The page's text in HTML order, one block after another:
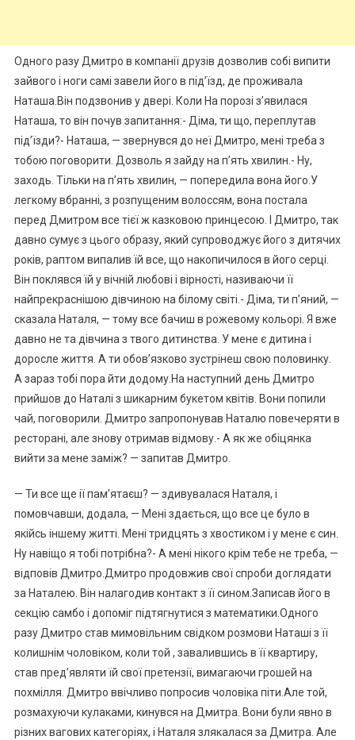
Одного разу Дмитро в компанії друзів дозволив собі випити
зайвого і ноги самі завели його в під’їзд, де проживала
Наташа.Він подзвонив у двері. Коли На порозі з’явилася
Наташа, то він почув запитання:- Діма, ти що, переплутав
під’їзди?- Наташа, — звернувся до неї Дмитро, мені треба з
тобою поговорити. Дозволь я зайду на п’ять хвилин.- Ну,
заходь. Тільки на п’ять хвилин, — попередила вона його.У
легкому вбранні, з розпущеним волоссям, вона постала
перед Дмитром все тієї ж казковою принцесою. І Дмитро, так
давно сумує з цього образу, який супроводжує його з дитячих
років, раптом випалив їй все, що накопичилося в його серці.
Він поклявся їй у вічній любові і вірності, називаючи її
найпрекраснішою дівчиною на білому світі.- Діма, ти п’яний, —
сказала Наталя, — тому все бачиш в рожевому кольорі. Я вже
давно не та дівчина з твого дитинства. У мене є дитина і
доросле життя. А ти обов’язково зустрінеш свою половинку.
А зараз тобі пора йти додому.На наступний день Дмитро
прийшов до Наталі з шикарним букетом квітів. Вони попили
чай, поговорили. Дмитро запропонував Наталю повечеряти в
ресторані, але знову отримав відмову.- А як же обіцянка
вийти за мене заміж? — запитав Дмитро.
— Ти все ще ії пам’ятаєш? — здивувалася Наталя, і
помовчавши, додала, — Мені здається, що все це було в
якійсь іншему житті. Мені тридцять з хвостиком і у мене є син.
Ну навіщо я тобі потрібна?- А мені нікого крім тебе не треба, —
відповів Дмитро.Дмитро продовжив свої спроби доглядати
за Наталею. Він налагодив контакт з її сином.Записав його в
секцію самбо і допоміг підтягнутися з математики.Одного
разу Дмитро став мимовільним свідком розмови Наташі з її
колишнім чоловіком, коли той , завалившись в її квартиру,
став пред’являти їй свої претензії, вимагаючи грошей на
похмілля. Дмитро ввічливо попросив чоловіка піти.Але той,
розмахуючи кулаками, кинувся на Дмитра. Вони були явно в
різних вагових категоріях, і Наталя злякалася за Дмитра. Але